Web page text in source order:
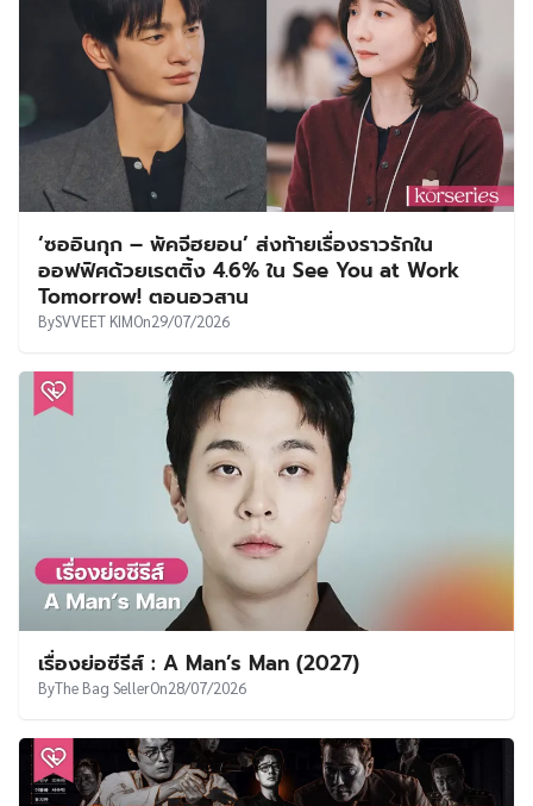
‘ซออินกุก – พัคจีฮยอน’ ส่งท้ายเรื่องราวรักใน
ออฟฟิศด้วยเรตติ้ง 4.6% ใน See You at Work
Tomorrow! ตอนอวสาน
BySVVEET KIMOn29/07/2026
เรื่องย่อซีรีส์ : A Man’s Man (2027)
ByThe Bag SellerOn28/07/2026